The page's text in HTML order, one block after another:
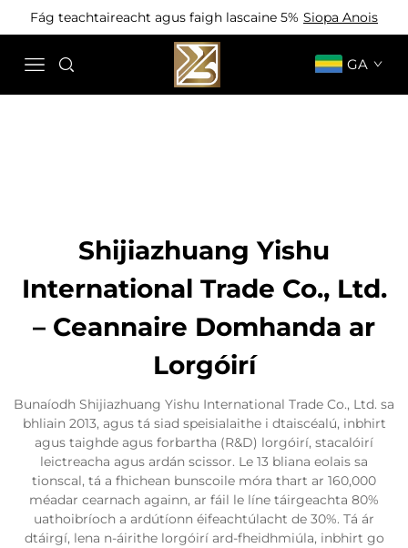
Fág teachtaireacht agus faigh lascaine 5% Siopa Anois
GA
Shijiazhuang Yishu
International Trade Co., Ltd.
– Ceannaire Domhanda ar
Lorgóirí
Bunaíodh Shijiazhuang Yishu International Trade Co., Ltd. sa
bhliain 2013, agus tá siad speisialaithe i dtaiscéalú, inbhirt
agus taighde agus forbartha (R&D) lorgóirí, stacalóirí
leictreacha agus ardán scissor. Le 13 bliana eolais sa
tionscal, tá a fhichean bunscoile móra thart ar 160,000
méadar cearnach againn, ar fáil le líne táirgeachta 80%
uathoibríoch a ardútíonn éifeachtúlacht de 30%. Tá ár
dtáirgí, lena n-áirithe lorgóirí ard-fheidhmiúla, inbhirt go